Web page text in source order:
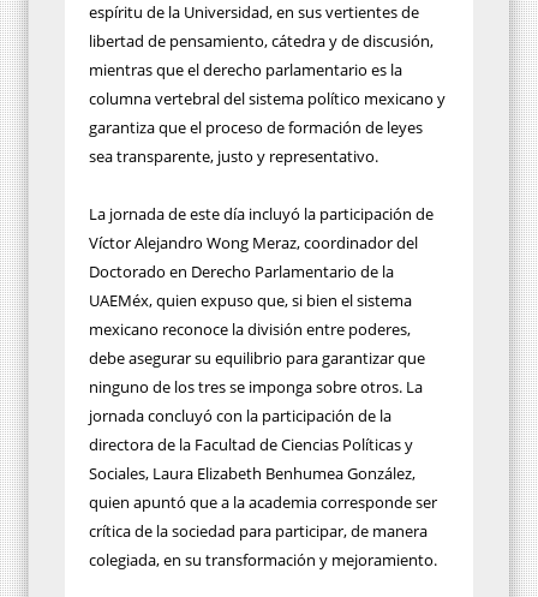
espíritu de la Universidad, en sus vertientes de
libertad de pensamiento, cátedra y de discusión,
mientras que el derecho parlamentario es la
columna vertebral del sistema político mexicano y
garantiza que el proceso de formación de leyes
sea transparente, justo y representativo.
La jornada de este día incluyó la participación de
Víctor Alejandro Wong Meraz, coordinador del
Doctorado en Derecho Parlamentario de la
UAEMéx, quien expuso que, si bien el sistema
mexicano reconoce la división entre poderes,
debe asegurar su equilibrio para garantizar que
ninguno de los tres se imponga sobre otros. La
jornada concluyó con la participación de la
directora de la Facultad de Ciencias Políticas y
Sociales, Laura Elizabeth Benhumea González,
quien apuntó que a la academia corresponde ser
crítica de la sociedad para participar, de manera
colegiada, en su transformación y mejoramiento.